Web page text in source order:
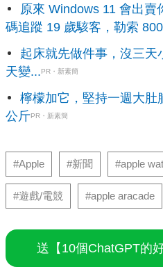
原來 Windows 11 會出賣
碼追蹤 19 歲駭客，勒索
起床就先做件事，沒三天
天變...PR・新素簡
檸檬加它，堅持一週大肚
公斤PR・新素簡
#Apple #新聞 #apple
#遊戲/電競 #apple aracade
送【10個ChatGPT的